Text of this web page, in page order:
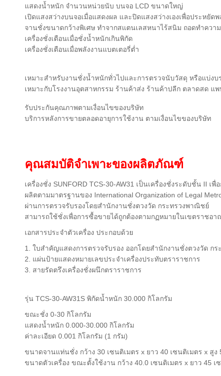
แสดงน้ำหนัก จำนวนหน่วยนับ บนจอ LCD ขนาดใหญ่
เปิดแสงสว่างบนจอเมื่อแสดงผล และปิดแสงสว่างเองเพื่อประหยัด
จานชั่งขนาดกว้างพิเศษ ทำจากสแตนเลสหนาไร้สนิม ถอดทำควา
เครื่องชั่งเตือนเมื่อชั่งน้ำหนักเกินพิกัด
เครื่องชั่งเตือนเมื่อพลังงานแบตเตอรี่ต่ำ
เหมาะสำหรับงานชั่งน้ำหนักทั่วไปและการตรวจนับวัสดุ หรือแบ่ง
เหมาะกับโรงงานอุตสาหกรรม ร้านค้าส่ง ร้านค้าปลีก ตลาดสด แ
รับประกันคุณภาพตามเงื่อนไขของบริษัท
บริการหลังการขายตลอดอายุการใช้งาน ตามเงื่อนไขของบริษัท
คุณสมบัติจำเพาะของผลิตภัณฑ์
เครื่องชั่ง SUNFORD TCS-30-AW31 เป็นเครื่องชั่งระดับชั้น II เ
ผลิตตามมาตรฐานของ International Organization of Legal
ผ่านการตรวจรับรองโดยสำนักงานชั่งตวงวัด กระทรวงพาณิชย์
สามารถใช้ชั่งเพื่อการซื้อขายได้ถูกต้องตามกฏหมายในเขตราชอา
เอกสารประจำตัวเครื่อง ประกอบด้วย
1. ใบสำคัญแสดงการตรวจรับรอง ออกโดยสำนักงานชั่งตวงวัด ก
2. แผ่นป้ายแสดงหมายเลขประจำเครื่องประทับตราราชการ
3. สายรัดตรึงเครื่องชั่งผนึกตราราชการ
รุ่น TCS-30-AW31S พิกัดน้ำหนัก 30.000 กิโลกรัม
ขณะชั่ง 0-30 กิโลกรัม
แสดงน้ำหนัก 0.000-30.000 กิโลกรัม
ค่าละเอียด 0.001 กิโลกรัม (1 กรัม)
ขนาดจานแท่นชั่ง กว้าง 30 เซนติเมตร x ยาว 40 เซนติเมตร x สูง
ขนาดตัวเครื่อง ขณะตั้งใช้งาน กว้าง 40.0 เซนติเมตร x ยาว 45 เ